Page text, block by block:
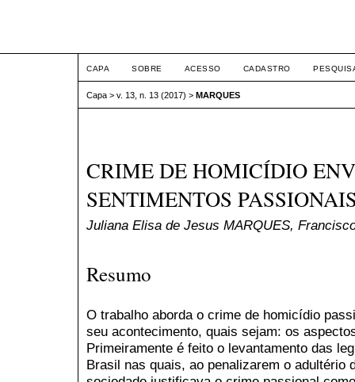
CAPA SOBRE ACESSO CADASTRO
Capa > v. 13, n. 13 (2017) > MARQUES
CRIME DE HOMICÍDIO
SENTIMENTOS
Juliana Elisa de Jesus MARQUES,
Resumo
O trabalho aborda o crime de homicídio
seu acontecimento, quais sejam: os
Primeiramente é feito o levantamento das
Brasil nas quais, ao penalizarem o adultério